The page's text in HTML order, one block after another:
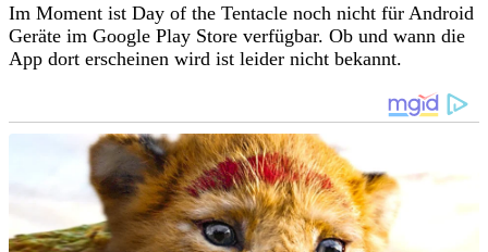
Im Moment ist Day of the Tentacle noch nicht für Android
Geräte im Google Play Store verfügbar. Ob und wann die
App dort erscheinen wird ist leider nicht bekannt.